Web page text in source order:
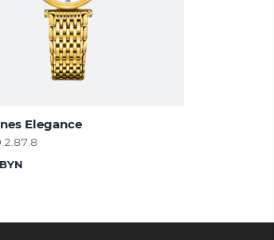
Elegance